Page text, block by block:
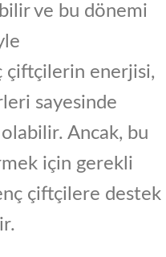
ve bu dönemi
çiftçilerin enerjisi,
sayesinde
Ancak, bu
için gerekli
çiftçilere destek